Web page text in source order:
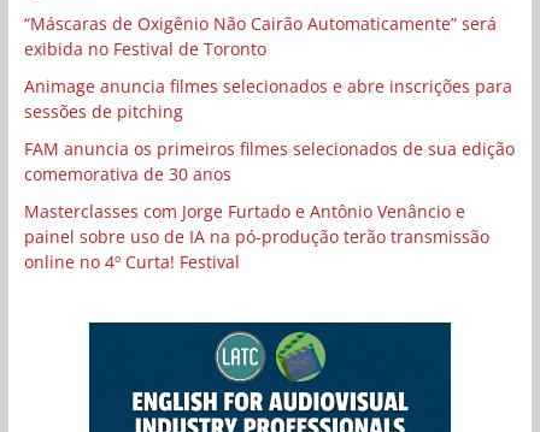
“Máscaras de Oxigênio Não Cairão Automaticamente” será
exibida no Festival de Toronto
Animage anuncia filmes selecionados e abre inscrições para
sessões de pitching
FAM anuncia os primeiros filmes selecionados de sua edição
comemorativa de 30 anos
Masterclasses com Jorge Furtado e Antônio Venâncio e
painel sobre uso de IA na pó-produção terão transmissão
online no 4º Curta! Festival